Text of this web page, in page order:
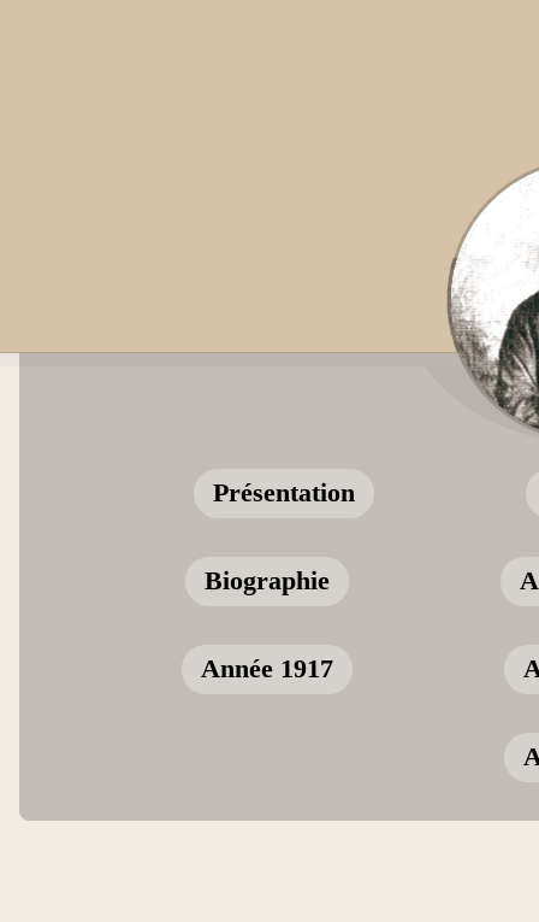
Présentation
Biographie
Année 1917